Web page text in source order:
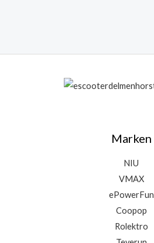
Marken
NIU
VMAX
ePowerFun
Coopop
Rolektro